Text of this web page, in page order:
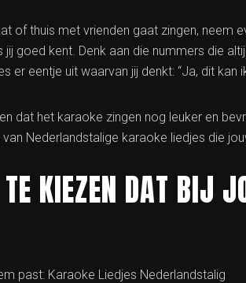
of thuis met vrienden gaat zingen, neem
goed kent. Denk aan die nummers die
er eentje uit waarvan jij denkt: “Ja, dit kan
dat het karaoke zingen nog leuker en
Nederlandstalige karaoke liedjes die
TE KIEZEN DAT BIJ
past: Karaoke Liedjes Nederlandstalig